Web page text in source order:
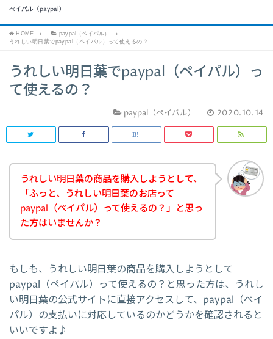
ペイパル（paypal）
HOME
paypal（ペイパル）
うれしい明日葉でpaypal（ペイパル）って使えるの？
うれしい明日葉でpaypal（ペイパル）っ
て使えるの？
paypal（ペイパル） 2020.10.14
うれしい明日葉の商品を購入しようとして、
「ふっと、うれしい明日葉のお店って
paypal（ペイパル）って使えるの？」と思っ
た方はいませんか？
もしも、うれしい明日葉の商品を購入しようとして
paypal（ペイパル）って使えるの？と思った方は、うれし
い明日葉の公式サイトに直接アクセスして、paypal（ペイ
パル）の支払いに対応しているのかどうかを確認されると
いいですよ♪